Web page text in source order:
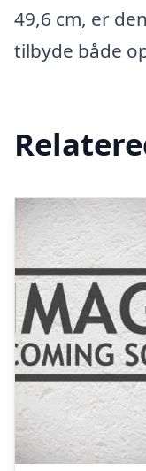
49,6 cm, er
tilbyde både